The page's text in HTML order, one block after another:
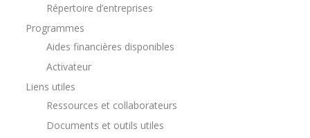
Répertoire d’entreprises
Programmes
Aides financières disponibles
Activateur
Liens utiles
Ressources et collaborateurs
Documents et outils utiles